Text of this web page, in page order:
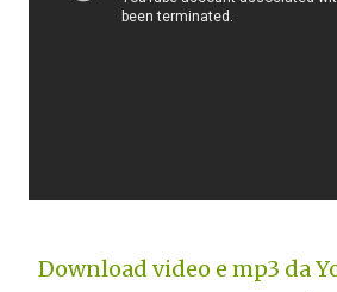
Download video e mp3 da